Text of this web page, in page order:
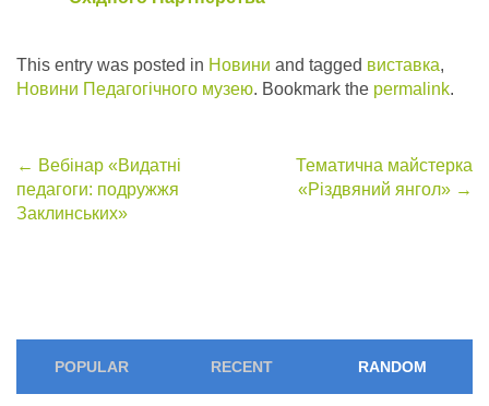
This entry was posted in Новини and tagged виставка,
Новини Педагогічного музею. Bookmark the permalink.
Post
navigation
← Вебінар «Видатні
педагоги: подружжя
Заклинських»
Тематична майстерка
«Різдвяний янгол» →
POPULAR RECENT RANDOM